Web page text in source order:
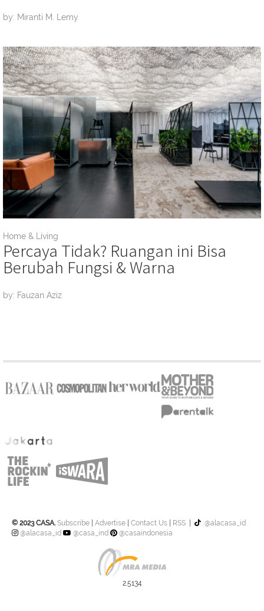
by: Miranti M. Lemy
Home & Living
Percaya Tidak? Ruangan ini Bisa
Berubah Fungsi & Warna
by: Fauzan Aziz
© 2023 CASA. Subscribe Advertise Contact Us RSS
@alacasa_id
@alacasa_id
@casa_ind @casaindonesia
2.5134